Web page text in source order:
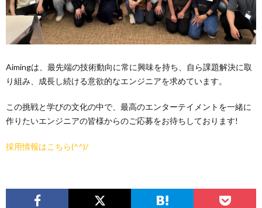
Aimingは、最先端の技術動向に常に興味を持ち、自ら課題解決に取
り組み、成長し続ける意欲的なエンジニアを求めています。
この挑戦と学びの文化の中で、最高のエンターテイメントを一緒に
作りたいエンジニアの皆様からのご応募をお待ちしております!
採用情報はこちら(^^)/